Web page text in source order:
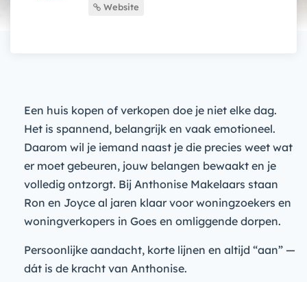
Website
Een huis kopen of verkopen doe je niet elke dag.
Het is spannend, belangrijk en vaak emotioneel.
Daarom wil je iemand naast je die precies weet wat
er moet gebeuren, jouw belangen bewaakt en je
volledig ontzorgt. Bij Anthonise Makelaars staan
Ron en Joyce al jaren klaar voor woningzoekers en
woningverkopers in Goes en omliggende dorpen.
Persoonlijke aandacht, korte lijnen en altijd “aan” —
dát is de kracht van Anthonise.